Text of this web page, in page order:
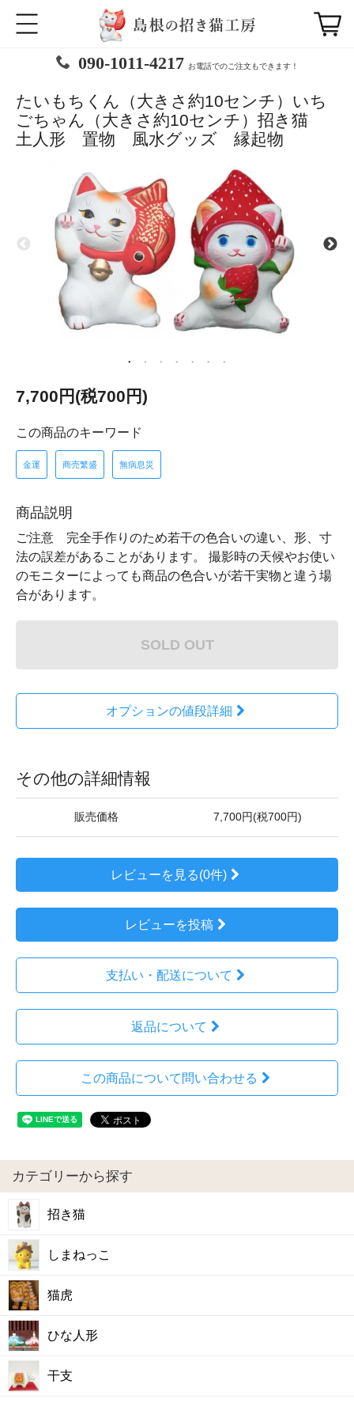
090-1011-4217 お電話でのご注文もできます！
たいもちくん（大きさ約10センチ）いち
ごちゃん（大きさ約10センチ）招き猫
土人形 置物 風水グッズ 縁起物
7,700円(税700円)
この商品のキーワード
金運 商売繁盛 無病息災
商品説明
ご注意 完全手作りのため若干の色合いの違い、形、寸
法の誤差があることがあります。 撮影時の天候やお使い
のモニターによっても商品の色合いが若干実物と違う場
合があります。
SOLD OUT
オプションの値段詳細
その他の詳細情報
販売価格 7,700円(税700円)
レビューを見る(0件)
レビューを投稿
支払い・配送について
返品について
この商品について問い合わせる
カテゴリーから探す
招き猫
しまねっこ
猫虎
ひな人形
干支